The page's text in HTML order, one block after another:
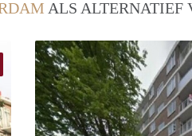
ALS ALTERNATIEF